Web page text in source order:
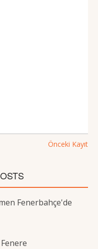
Önceki Kayıt
Fenerbahçe'de
Fenere